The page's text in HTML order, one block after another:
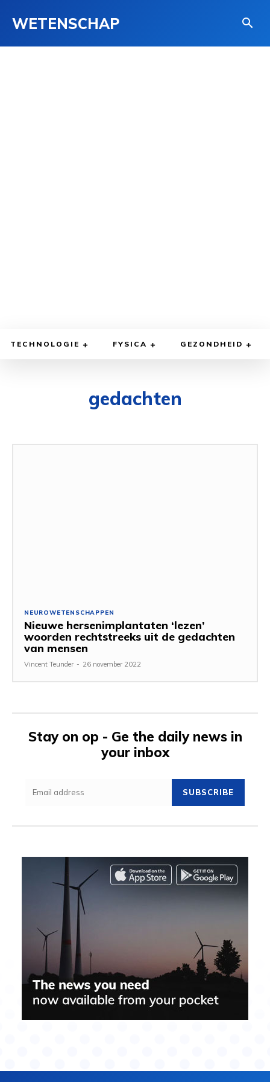
WETENSCHAP
TECHNOLOGIE FYSICA GEZONDHEID
gedachten
NEUROWETENSCHAPPEN
Nieuwe hersenimplantaten ‘lezen’
woorden rechtstreeks uit de gedachten
van mensen
Vincent Teunder - 26 november 2022
Stay on op - Ge the daily news in
your inbox
SUBSCRIBE